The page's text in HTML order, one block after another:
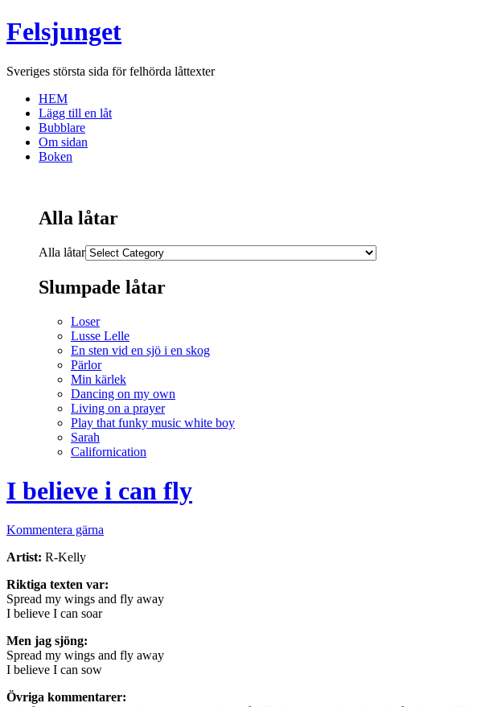
Felsjunget
Sveriges största sida för felhörda låttexter
HEM
Lägg till en låt
Bubblare
Om sidan
Boken
Alla låtar
Alla låtar
Slumpade låtar
Loser
Lusse Lelle
En sten vid en sjö i en skog
Pärlor
Min kärlek
Dancing on my own
Living on a prayer
Play that funky music white boy
Sarah
Californication
I believe i can fly
Kommentera gärna
Artist: R-Kelly
Riktiga texten var:
Spread my wings and fly away
I believe I can soar
Men jag sjöng:
Spread my wings and fly away
I believe I can sow
Övriga kommentarer: